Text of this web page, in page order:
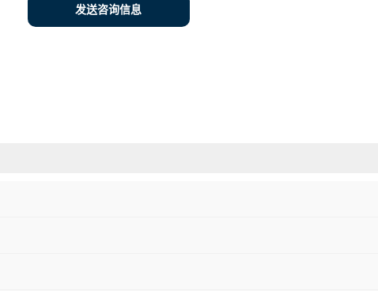
发送咨询信息